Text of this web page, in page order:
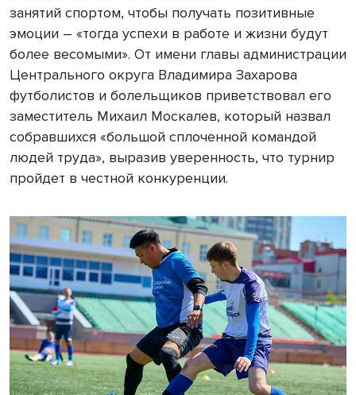
занятий спортом, чтобы получать позитивные
эмоции – «тогда успехи в работе и жизни будут
более весомыми». От имени главы администрации
Центрального округа Владимира Захарова
футболистов и болельщиков приветствовал его
заместитель Михаил Москалев, который назвал
собравшихся «большой сплоченной командой
людей труда», выразив уверенность, что турнир
пройдет в честной конкуренции.